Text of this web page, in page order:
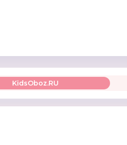
KidsOboz.RU